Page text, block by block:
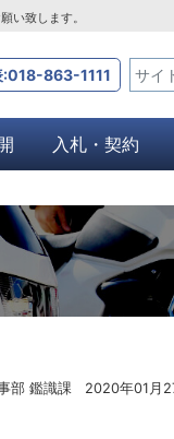
:018-863-1111
い致します。
入札・契約
部 鑑識課 2020年01月